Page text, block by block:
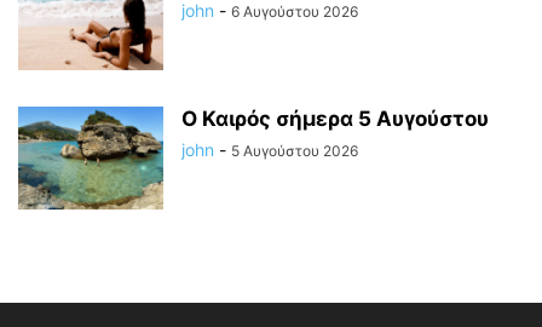
john - 6 Αυγούστου 2026
Ο Καιρός σήμερα 5 Αυγούστου
john - 5 Αυγούστου 2026